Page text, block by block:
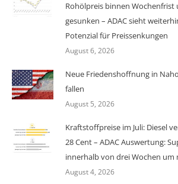
Rohölpreis binnen Wochenfrist
gesunken – ADAC sieht
Potenzial für Preissenkungen
August 6, 2026
Neue Friedenshoffnung in
fallen
August 5, 2026
Kraftstoffpreise im Juli: Diesel
28 Cent – ADAC Auswertung:
innerhalb von drei Wochen um
August 4, 2026